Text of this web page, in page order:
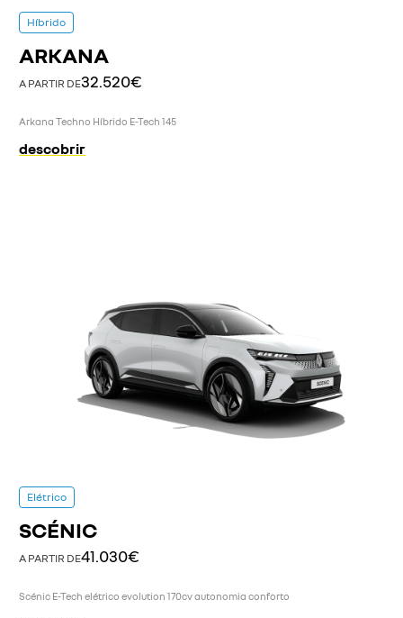
Híbrido
ARKANA
A PARTIR DE32.520€
Arkana Techno Híbrido E-Tech 145
descobrir
Elétrico
SCÉNIC
A PARTIR DE41.030€
Scénic E-Tech elétrico evolution 170cv autonomia conforto